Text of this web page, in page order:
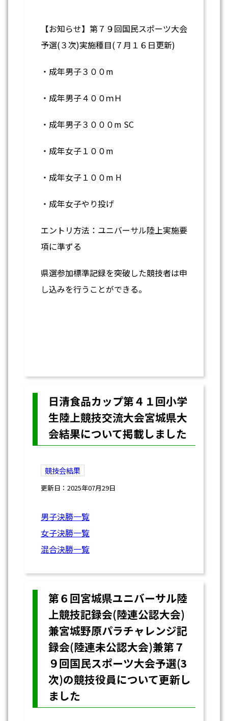
【お知らせ】第７９回国民スポーツ大会
予選(３次)実施種目(７月１６日更新)
・成年男子３００m
・成年男子４００ｍＨ
・成年男子３０００m SC
・成年女子１００m
・成年女子１００m H
・成年女子やり投げ
エントリ方法：ユニバーサル陸上実施要
項に準ずる
県選参加標準記録を突破した競技者は申
し込みを行うことができる。
日清食品カップ第４１回小学
生陸上競技交流大会宮城県大
会結果について掲載しました
競技会結果
更新日：2025年07月29日
男子決勝一覧
女子決勝一覧
混合決勝一覧
第６回宮城県ユニバーサル陸
上競技記録会(陸連公認大会)
兼宮城野原パラチャレンジ記
録会(陸連未公認大会)兼第７
９回国民スポーツ大会予選(3
次)の競技役員について更新し
ました